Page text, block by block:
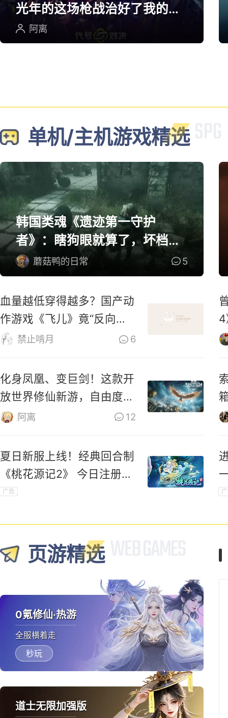
光年的这场枪战治好了我的低
血压
阿离
单机/主机游戏精选
韩国类魂《遗迹第一守护
者》：瞎狗眼就算了，坏档算
怎么个事！
蘑菇鸭的日常 5
血量越低穿得越多？国产动
作游戏《飞儿》竟“反向爆
衣” 禁止啃月 6
4
化身凤凰、变巨剑！这款开
放世界修仙新游，自由度有
够野！
阿离 12
夏日新服上线！经典回合制
《桃花源记2》 今日注册领
新手礼包
广告
页游精选
0氪修仙·热游
全服横着走
秒玩
道士无限加强版